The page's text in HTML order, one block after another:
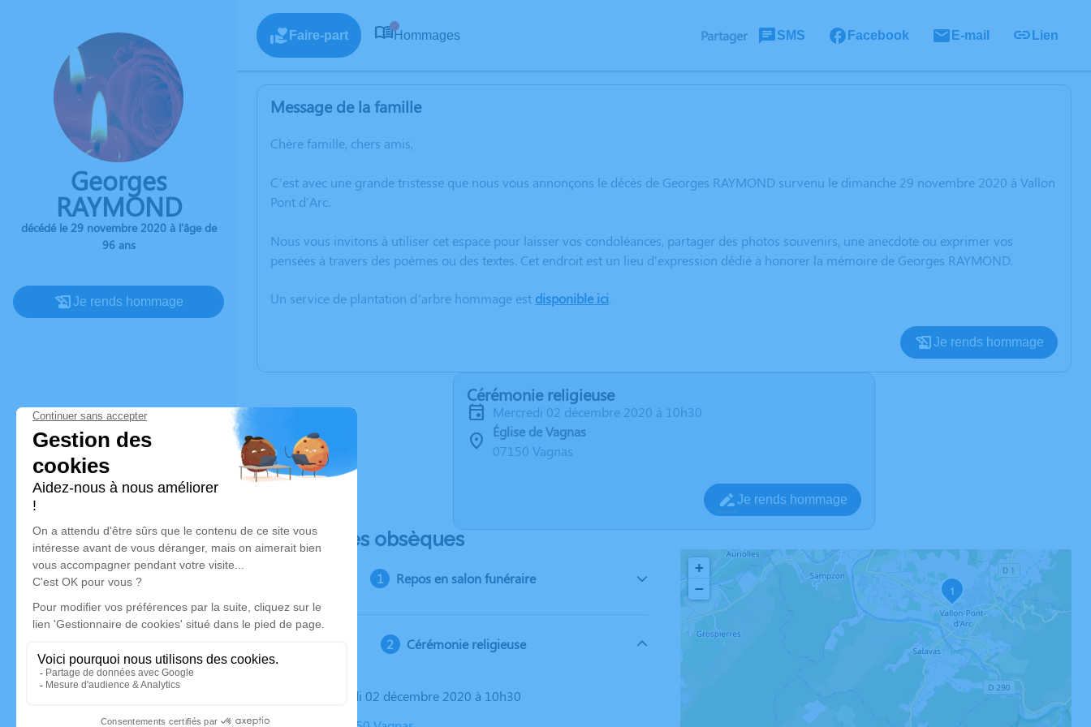
Georges
RAYMOND
décédé le 29 novembre 2020 à l'âge de
96 ans
Je rends hommage
Faire-part Hommages Partager SMS Facebook E-mail Lien
Message de la famille
Chère famille, chers amis,
C’est avec une grande tristesse que nous vous annonçons le décès de Georges RAYMOND survenu le dimanche 29 novembre 2020 à Vallon
Pont d'Arc.
Nous vous invitons à utiliser cet espace pour laisser vos condoléances, partager des photos souvenirs, une anecdote ou exprimer vos
pensées à travers des poèmes ou des textes. Cet endroit est un lieu d'expression dédié à honorer la mémoire de Georges RAYMOND.
Un service de plantation d’arbre hommage est disponible ici.
Je rends hommage
Cérémonie religieuse
mercredi 02 décembre 2020 à 10h30
Église de Vagnas
07150 Vagnas
Je rends hommage
Déroulé des obsèques
Repos en salon funéraire
Cérémonie religieuse
Le mercredi 02 décembre 2020 à 10h30
1
+
−